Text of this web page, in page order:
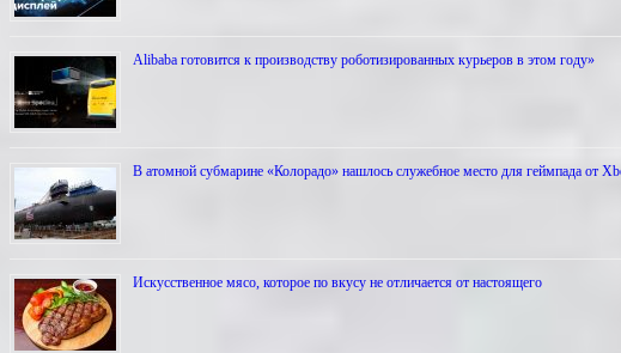
Alibaba готовится к производству роботизированных курьеров в этом году»
В атомной субмарине «Колорадо» нашлось служебное место для геймпада от
Искусственное мясо, которое по вкусу не отличается от настоящего